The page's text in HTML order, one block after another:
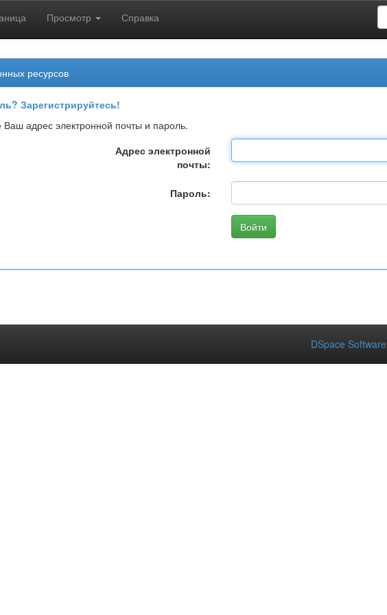
Просмотр Справка
ресурсов
Зарегистрируйтесь!
Ваш адрес электронной почты и пароль.
Адрес электронной
почты:
Пароль:
DSpace Software